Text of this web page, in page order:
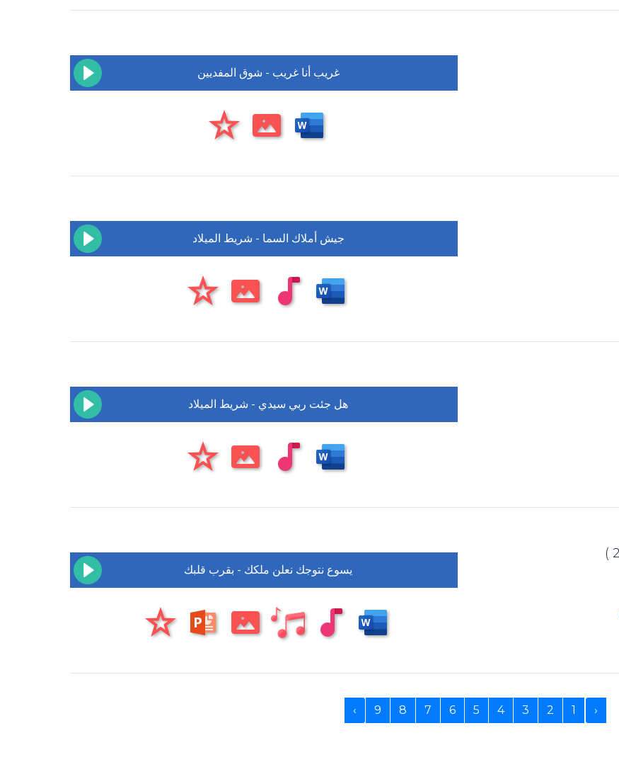
غريب أنا غريب - شوق المفديين
جيش أملاك السما - شريط الميلاد
هل جئت ربي سيدي - شريط الميلاد
يسوع نتوجك نعلن ملكك - بقرب قلبك
‹
1
2
3
4
5
6
7
8
9
›